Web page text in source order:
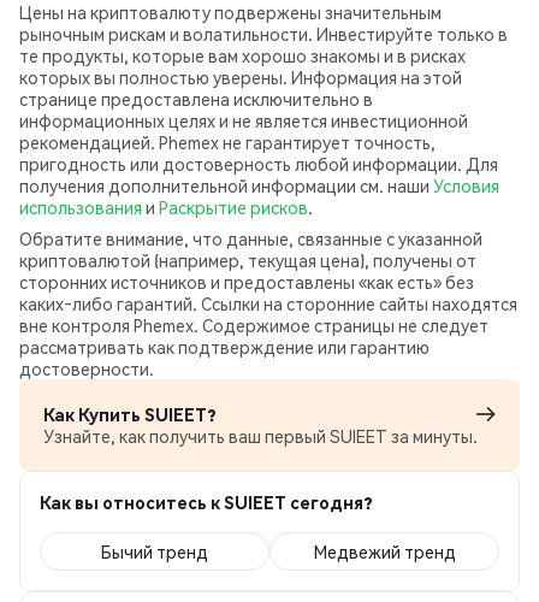
Цены на криптовалюту подвержены значительным
рыночным рискам и волатильности. Инвестируйте только в
те продукты, которые вам хорошо знакомы и в рисках
которых вы полностью уверены. Информация на этой
странице предоставлена исключительно в
информационных целях и не является инвестиционной
рекомендацией. Phemex не гарантирует точность,
пригодность или достоверность любой информации. Для
получения дополнительной информации см. наши Условия
использования и Раскрытие рисков.
Обратите внимание, что данные, связанные с указанной
криптовалютой (например, текущая цена), получены от
сторонних источников и предоставлены «как есть» без
каких‑либо гарантий. Ссылки на сторонние сайты находятся
вне контроля Phemex. Содержимое страницы не следует
рассматривать как подтверждение или гарантию
достоверности.
Как Купить SUIEET?
Узнайте, как получить ваш первый SUIEET за минуты.
Как вы относитесь к SUIEET сегодня?
Бычий тренд Медвежий тренд